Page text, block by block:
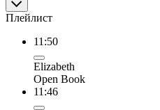
Плейлист
11:50
Elizabeth
Open Book
11:46